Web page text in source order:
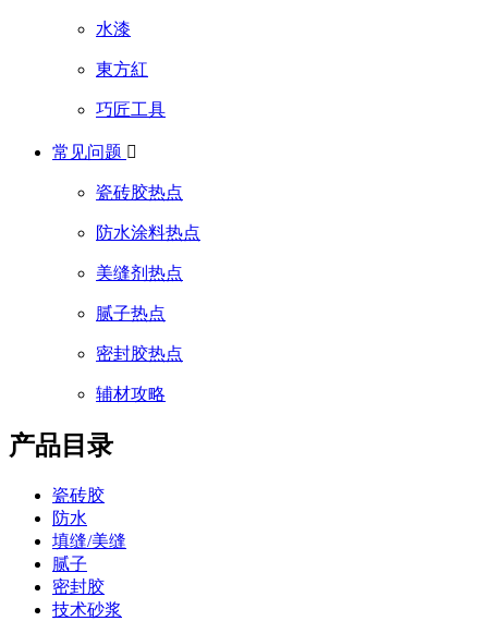
水漆
東方紅
巧匠工具
常见问题 
瓷砖胶热点
防水涂料热点
美缝剂热点
腻子热点
密封胶热点
辅材攻略
产品目录
瓷砖胶
防水
填缝/美缝
腻子
密封胶
技术砂浆